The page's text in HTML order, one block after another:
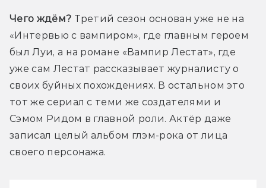
Чего ждём? Третий сезон основан уже не на
«Интервью с вампиром», где главным героем
был Луи, а на романе «Вампир Лестат», где
уже сам Лестат рассказывает журналисту о
своих буйных похождениях. В остальном это
тот же сериал с теми же создателями и
Сэмом Ридом в главной роли. Актёр даже
записал целый альбом глэм-рока от лица
своего персонажа.